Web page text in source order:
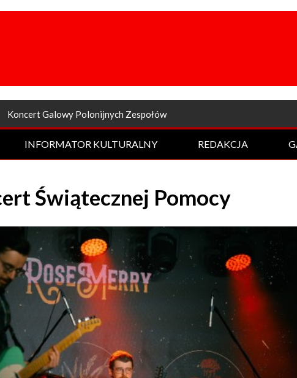
Plenerowa odsłona Rockowej Nocy
INFORMATOR KULTURALNY REDAKCJA
Świątecznej Pomocy